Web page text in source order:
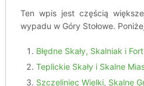
Ten wpis jest częścią
wypadu w Góry Stołowe.
Błędne Skały, Skalniak i
Teplickie Skały i Skalne
Szczeliniec Wielki, Skalne